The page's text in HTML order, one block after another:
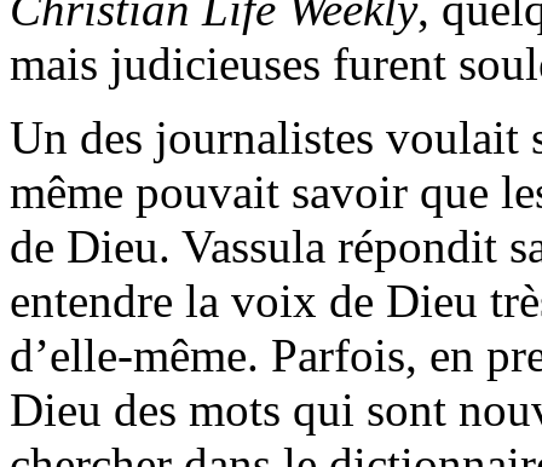
mais judicieuses furent
Un des journalistes voulait
même pouvait savoir que
de Dieu. Vassula répondit
entendre la voix de Dieu
d’elle-même. Parfois, en
Dieu des mots qui sont